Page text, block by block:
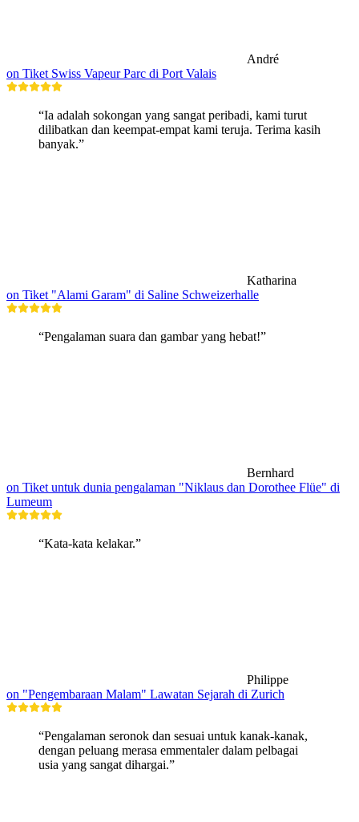
André
on Tiket Swiss Vapeur Parc di Port Valais
“Ia adalah sokongan yang sangat peribadi, kami turut
dilibatkan dan keempat-empat kami teruja. Terima kasih
banyak.”
Katharina
on Tiket "Alami Garam" di Saline Schweizerhalle
“Pengalaman suara dan gambar yang hebat!”
Bernhard
on Tiket untuk dunia pengalaman "Niklaus dan Dorothee Flüe" di
Lumeum
“Kata-kata kelakar.”
Philippe
on "Pengembaraan Malam" Lawatan Sejarah di Zurich
“Pengalaman seronok dan sesuai untuk kanak-kanak,
dengan peluang merasa emmentaler dalam pelbagai
usia yang sangat dihargai.”